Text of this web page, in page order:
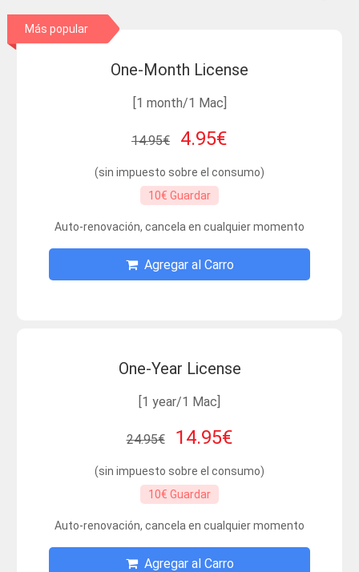
Más popular
One-Month License
[1 month/1 Mac]
14.95€ 4.95€
(sin impuesto sobre el consumo)
10€ Guardar
Auto-renovación, cancela en cualquier momento
Agregar al Carro
One-Year License
[1 year/1 Mac]
24.95€ 14.95€
(sin impuesto sobre el consumo)
10€ Guardar
Auto-renovación, cancela en cualquier momento
Agregar al Carro